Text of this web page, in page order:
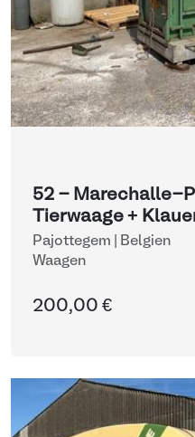
52 - Marechalle-
Tierwaage +
Pajottegem | Belgien
Waagen
200,00 €